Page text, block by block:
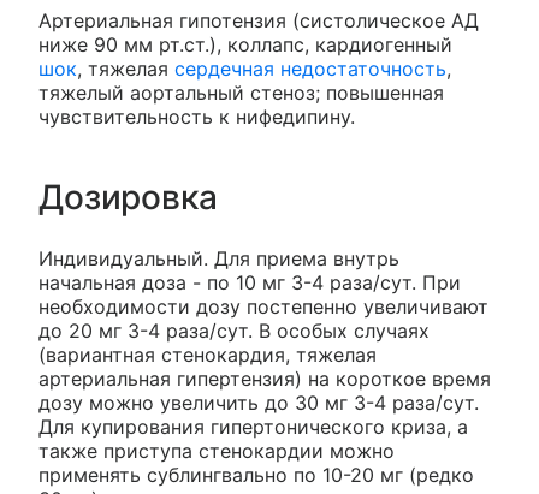
Артериальная гипотензия (систолическое АД
ниже 90 мм рт.ст.), коллапс, кардиогенный
шок, тяжелая сердечная недостаточность,
тяжелый аортальный стеноз; повышенная
чувствительность к нифедипину.
Дозировка
Индивидуальный. Для приема внутрь
начальная доза - по 10 мг 3-4 раза/сут. При
необходимости дозу постепенно увеличивают
до 20 мг 3-4 раза/сут. В особых случаях
(вариантная стенокардия, тяжелая
артериальная гипертензия) на короткое время
дозу можно увеличить до 30 мг 3-4 раза/сут.
Для купирования гипертонического криза, а
также приступа стенокардии можно
применять сублингвально по 10-20 мг (редко